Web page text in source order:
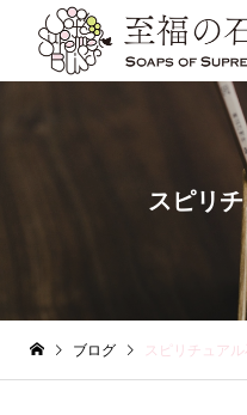
スピリ
ブログ スピリチュア